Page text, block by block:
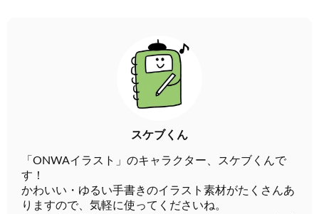
スケブくん
「ONWAイラスト」のキャラクター、スケブくんで
す！
かわいい・ゆるい手書きのイラスト素材がたくさんあ
りますので、気軽に使ってくださいね。